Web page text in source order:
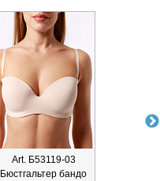
Art. Б53119-03
Бюстгальтер бандо